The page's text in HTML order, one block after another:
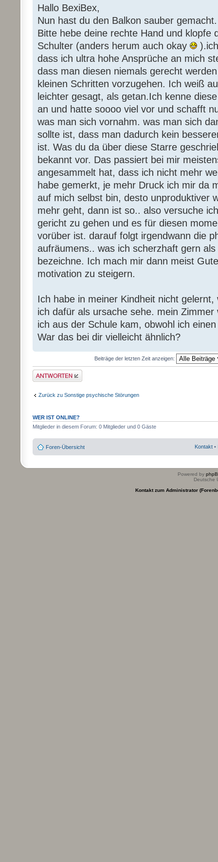
Hallo BexiBex,
Nun hast du den Balkon sauber
Bitte hebe deine rechte Hand und klopfe
Schulter (anders herum auch okay
dass ich ultra hohe Ansprüche an mich
dass man diesen niemals gerecht
kleinen Schritten vorzugehen. Ich weiß
leichter gesagt, als getan.Ich kenne
an und hatte soooo viel vor und schafft
was man sich vornahm. was man sich
sollte ist, dass man dadurch kein
ist. Was du da über diese Starre
bekannt vor. Das passiert bei mir
angesammelt hat, dass ich nicht mehr
habe gemerkt, je mehr Druck ich mir da
auf mich selbst bin, desto unproduktiver
mehr geht, dann ist so.. also versuche
gericht zu gehen und es für diesen
vorüber ist. darauf folgt irgendwann die
aufräumens.. was ich scherzhaft gern
bezeichne. Ich mach mir dann meist
motivation zu steigern.
Ich habe in meiner Kindheit nicht
ich dafür als ursache sehe. mein
ich aus der Schule kam, obwohl ich
War das bei dir vielleicht ähnlich?
Beiträge der letzten Zeit anzeigen:
Antwort erstellen
Zurück zu Sonstige psychische Störungen
WER IST ONLINE?
Mitglieder in diesem Forum: 0 Mitglieder und 0 Gäste
Foren-Übersicht Kontakt •
Powered by
Deutsche
Kontakt zum Administrator